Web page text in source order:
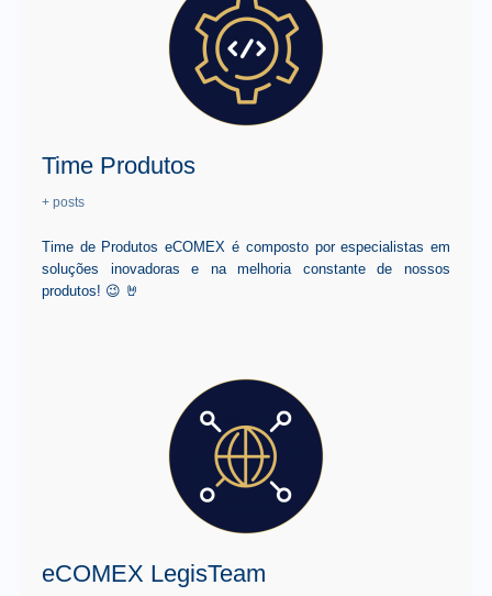
Time Produtos
+ posts
Time de Produtos eCOMEX é composto por especialistas em
soluções inovadoras e na melhoria constante de nossos
produtos! 😉 🤘
eCOMEX LegisTeam